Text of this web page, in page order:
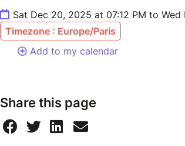
Sat Dec 20, 2025 at 07:12 PM to
Timezone : Europe/Paris
Add to my calendar
Share this page